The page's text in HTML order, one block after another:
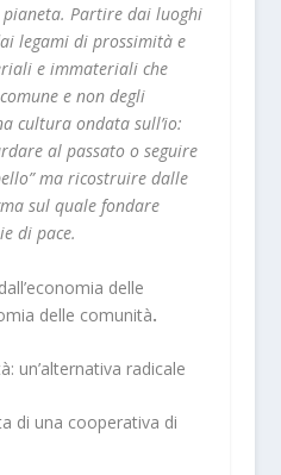
Partire dai luoghi
legami di prossimità e
e immateriali che
e non degli
cultura ondata sull’io:
al passato o seguire
ma ricostruire dalle
sul quale fondare
di pace.
delle
delle comunità.
un’alternativa radicale
di una cooperativa di